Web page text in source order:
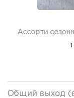
Ассорти
Общий выход